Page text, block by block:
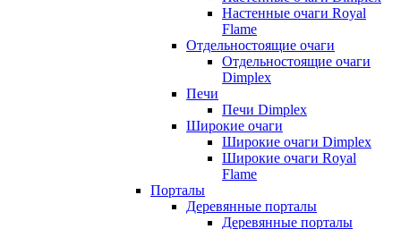
Настенные очаги Royal
Flame
Отдельностоящие очаги
Отдельностоящие очаги
Dimplex
Печи
Печи Dimplex
Широкие очаги
Широкие очаги Dimplex
Широкие очаги Royal
Flame
Порталы
Деревянные порталы
Деревянные порталы